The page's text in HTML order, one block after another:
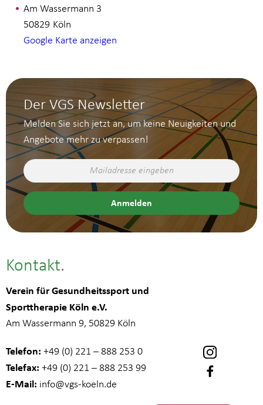
Am Wassermann 3
Köln
50829
Google Karte anzeigen
Der VGS Newsletter
Melden Sie sich jetzt an, um keine Neuigkeiten und
Angebote mehr zu verpassen!
Kontakt
Verein für Gesundheitssport und
Sporttherapie Köln e.V.
Am Wassermann 9, 50829 Köln
Telefon: +49 (0) 221 – 888 253 0
Telefax: +49 (0) 221 – 888 253 99
E-Mail: info@vgs-koeln.de